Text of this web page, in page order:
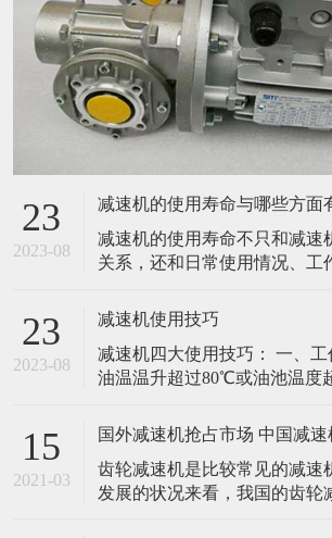
23
2023-08
减速机的使用寿命与哪些方面
减速机的使用寿命不只和减速
关系，还和日常使用情况、工
养维护，对于延长减速机的使
至关重要的联系。 首先是减速
洁，减速机能够保持其正常运
件就是保持其内部零件的整洁
动系
23
2023-08
减速机使用技巧
减速机四大使用技巧： 一、
油温温升超过80℃或油池温度
查原因,必须排除故障,更换润滑
续运转。 二、换油时要等待减
来无燃烧危险为止,但仍应保持
全冷却后,油的粘度增大,放油
15
2021-03
齿轮减速机是比较常见的减速
发展的状况来看，我国的齿轮